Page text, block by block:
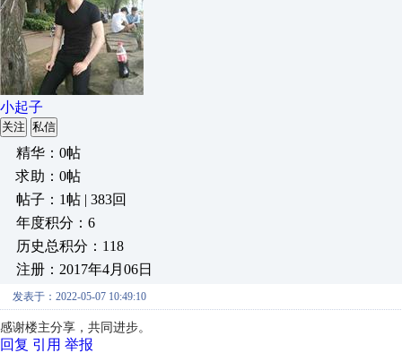
小起子
关注 私信
精华：0帖
求助：0帖
帖子：1帖 | 383回
年度积分：6
历史总积分：118
注册：2017年4月06日
发表于：2022-05-07 10:49:10
感谢楼主分享，共同进步。
回复 引用 举报